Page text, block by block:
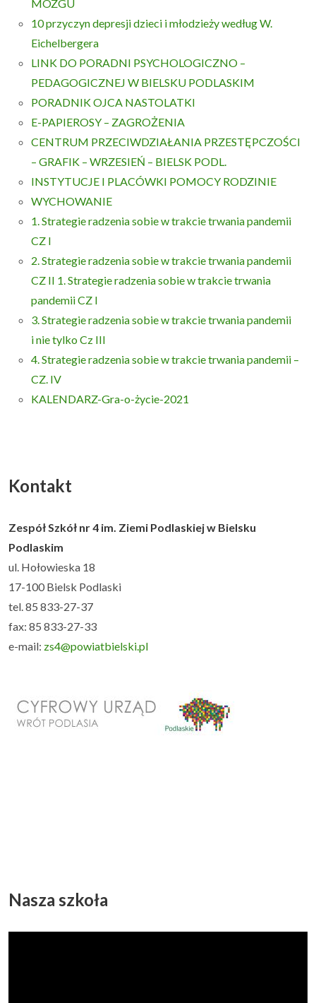
MÓZGU
10 przyczyn depresji dzieci i młodzieży według W.
Eichelbergera
LINK DO PORADNI PSYCHOLOGICZNO –
PEDAGOGICZNEJ W BIELSKU PODLASKIM
PORADNIK OJCA NASTOLATKI
E-PAPIEROSY – ZAGROŻENIA
CENTRUM PRZECIWDZIAŁANIA PRZESTĘPCZOŚCI
– GRAFIK – WRZESIEŃ – BIELSK PODL.
INSTYTUCJE I PLACÓWKI POMOCY RODZINIE
WYCHOWANIE
1. Strategie radzenia sobie w trakcie trwania pandemii
CZ I
2. Strategie radzenia sobie w trakcie trwania pandemii
CZ II 1. Strategie radzenia sobie w trakcie trwania
pandemii CZ I
3. Strategie radzenia sobie w trakcie trwania pandemii
i nie tylko Cz III
4. Strategie radzenia sobie w trakcie trwania pandemii –
CZ. IV
KALENDARZ-Gra-o-życie-2021
Kontakt
Zespół Szkół nr 4 im. Ziemi Podlaskiej w Bielsku
Podlaskim
ul. Hołowieska 18
17-100 Bielsk Podlaski
tel. 85 833-27-37
fax: 85 833-27-33
e-mail: zs4@powiatbielski.pl
Nasza szkoła